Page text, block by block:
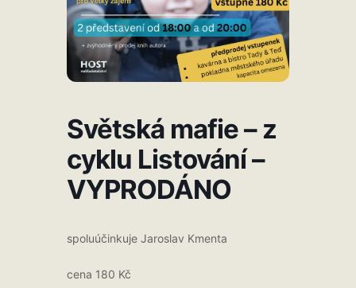
Světská mafie – z
cyklu Listování –
VYPRODÁNO
spoluúčinkuje Jaroslav Kmenta
cena 180 Kč